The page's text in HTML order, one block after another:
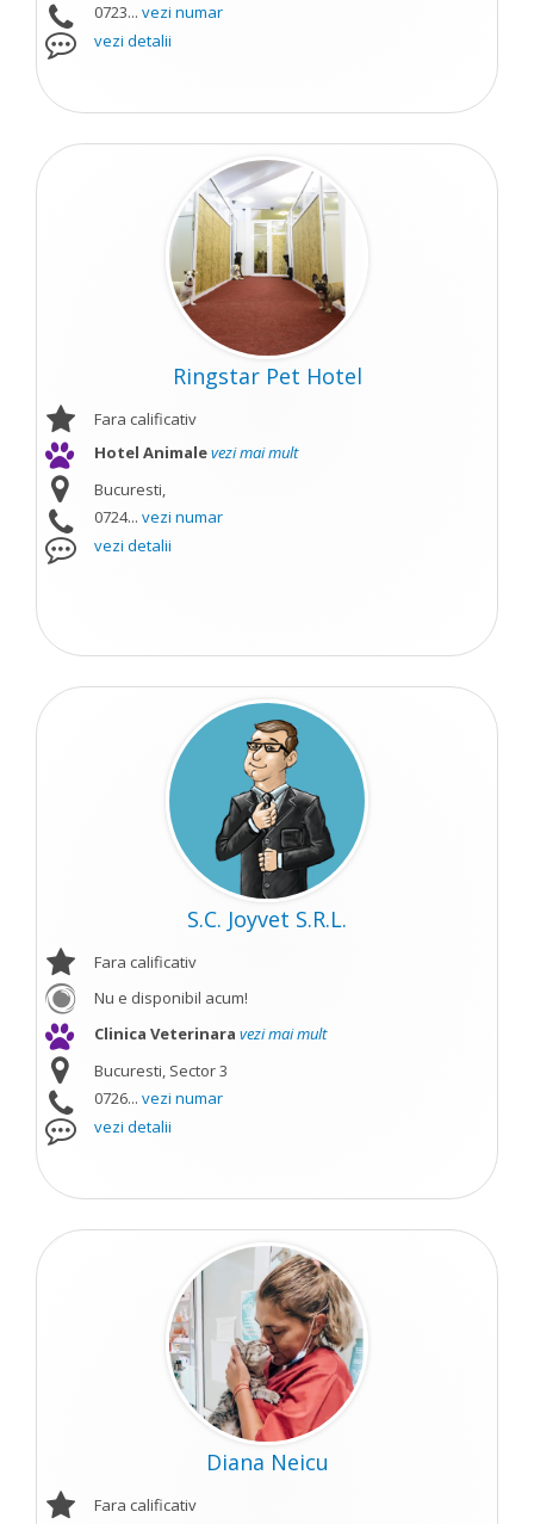
0723... vezi numar
vezi detalii
Ringstar Pet Hotel
Fara calificativ
Hotel Animalevezi mai mult
Bucuresti,
0724... vezi numar
vezi detalii
S.C. Joyvet S.R.L.
Fara calificativ
Nu e disponibil acum!
Clinica Veterinara vezi mai mult
Bucuresti, Sector 3
0726... vezi numar
vezi detalii
Diana Neicu
Fara calificativ